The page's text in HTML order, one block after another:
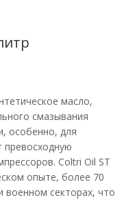
масло,
смазывания
особенно, для
превосходную
Coltri Oil ST
опыте, более 70
секторах, что